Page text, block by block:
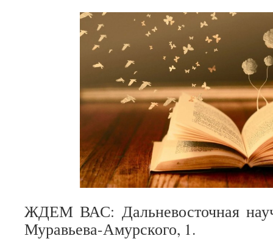
ЖДЕМ ВАС: Дальневосточная
Муравьева-Амурского, 1.